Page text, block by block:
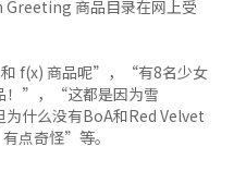
Greeting 商品目录在网上受
f(x) 商品呢”，“有8名少女
！”，“这都是因为雪
什么没有BoA和Red Velvet
点奇怪”等。